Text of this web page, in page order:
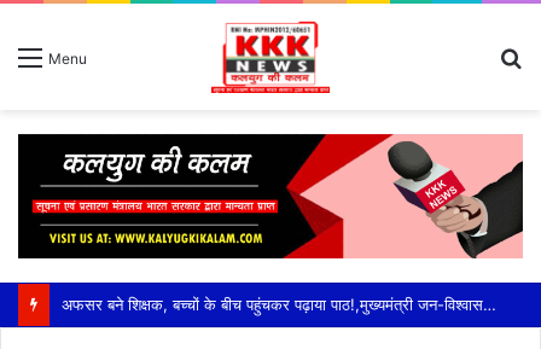
Menu
अफसर बने शिक्षक, बच्चों के बीच पहुंचकर पढ़ाया पाठ!,मुख्यमंत्री जन-विश्वास अभियान में स्कूलों का औचक जायजा—एडीशनल सीईओ अनुराग मोदी ने विद्यार्थियों से किया सीधा संवाद,पढ़ाई के साथ योग, व्यायाम और खेलकूद पर दिया जोर; मध्यान्ह भोजन चखकर परखी गुणवत्ता